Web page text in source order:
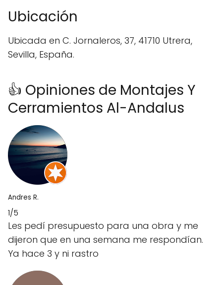
Ubicación
Ubicada en C. Jornaleros, 37, 41710 Utrera,
Sevilla, España.
👍 Opiniones de Montajes Y
Cerramientos Al-Andalus
Andres R.
1/5
Les pedí presupuesto para una obra y me
dijeron que en una semana me respondían.
Ya hace 3 y ni rastro